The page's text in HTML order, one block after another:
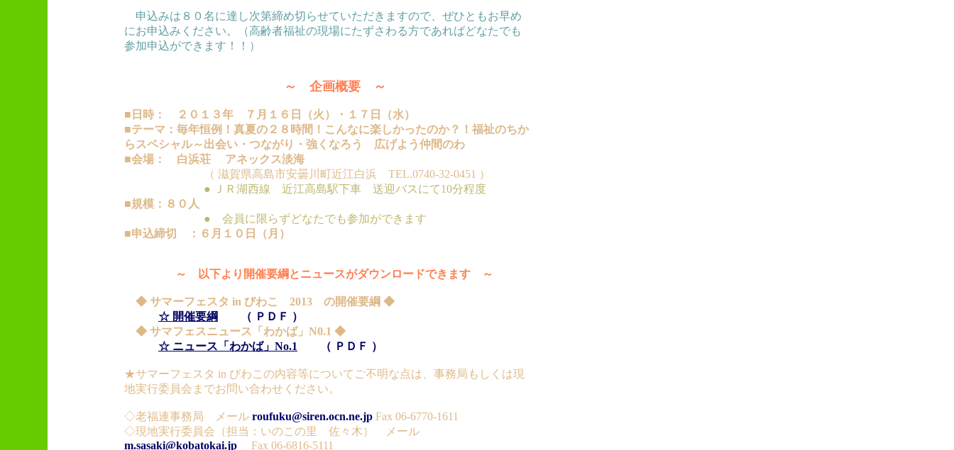
申込みは８０名に達し次第締め切らせていただきますので、ぜひともお早め
にお申込みください。（高齢者福祉の現場にたずさわる方であればどなたでも
参加申込ができます！！）
～ 企画概要 ～
■日時： ２０１３年 ７月１６日（火）・１７日（水）
■テーマ：毎年恒例！真夏の２８時間！こんなに楽しかったのか？！福祉のちか
らスペシャル～出会い・つながり・強くなろう 広げよう仲間のわ
■会場： 白浜荘 アネックス淡海
（ 滋賀県高島市安曇川町近江白浜 TEL.0740-32-0451 ）
● ＪＲ湖西線 近江高島駅下車 送迎バスにて10分程度
■規模：８０人
● 会員に限らずどなたでも参加ができます
■申込締切 ：６月１０日（月）
～ 以下より開催要綱とニュースがダウンロードできます ～
◆ サマーフェスタ in びわこ 2013 の開催要綱 ◆
☆ 開催要綱
（ ＰＤＦ ）
◆ サマフェスニュース「わかば」N0.1 ◆
☆ ニュース「わかば」No.1 （ ＰＤＦ ）
★サマーフェスタ in びわこの内容等についてご不明な点は、事務局もしくは現
地実行委員会までお問い合わせください。
◇老福連事務局 メール roufuku@siren.ocn.ne.jp Fax 06-6770-1611
◇現地実行委員会（担当：いのこの里 佐々木） メール
m.sasaki@kobatokai.jp Fax 06-6816-5111